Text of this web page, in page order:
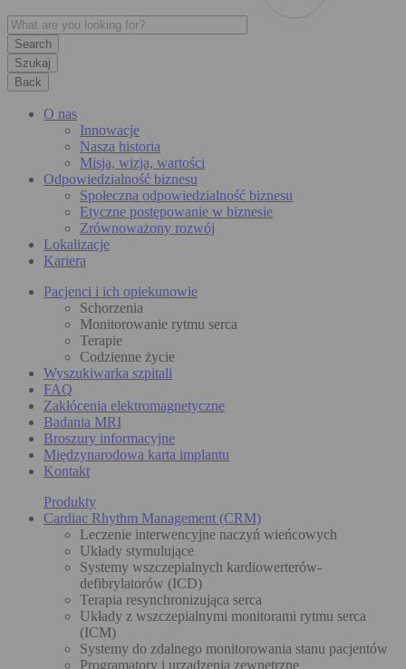
Szukaj
Back
O nas
Innowacje
Nasza historia
Misja, wizja, wartości
Odpowiedzialność biznesu
Społeczna odpowiedzialność biznesu
Etyczne postępowanie w biznesie
Zrównoważony rozwój
Lokalizacje
Kariera
Pacjenci i ich opiekunowie
Schorzenia
Monitorowanie rytmu serca
Terapie
Codzienne życie
Wyszukiwarka szpitali
FAQ
Zakłócenia elektromagnetyczne
Badania MRI
Broszury informacyjne
Międzynarodowa karta implantu
Kontakt
Produkty
Cardiac Rhythm Management (CRM)
Leczenie interwencyjne naczyń wieńcowych
Układy stymulujące
Systemy wszczepialnych kardiowerterów-
defibrylatorów (ICD)
Terapia resynchronizująca serca
Układy z wszczepialnymi monitorami rytmu serca
(ICM)
Systemy do zdalnego monitorowania stanu pacjentów
Programatory i urządzenia zewnętrzne